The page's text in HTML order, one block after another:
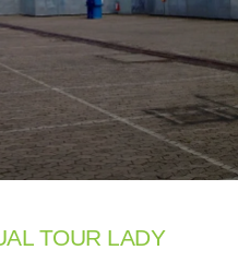
TOUR LADY